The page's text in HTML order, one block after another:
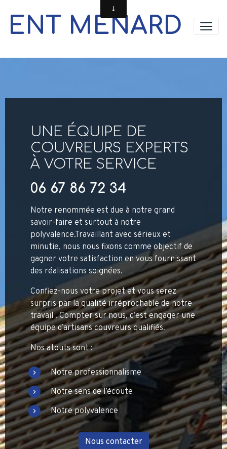
ENT MENARD
UNE ÉQUIPE DE
COUVREURS EXPERTS
À VOTRE SERVICE
06 67 86 72 34
Notre renommée est due à notre grand
savoir-faire et surtout à notre
polyvalence.Travaillant avec sérieux et
minutie, nous nous fixons comme objectif de
gagner votre satisfaction en vous fournissant
des réalisations soignées.
Confiez-nous votre projet et vous serez
surpris par la qualité irréprochable de notre
travail ! Compter sur nous, c’est engager une
équipe d’artisans couvreurs qualifiés.
Nos atouts sont :
Notre professionnalisme
Notre sens de l’écoute
Notre polyvalence
Nous contacter